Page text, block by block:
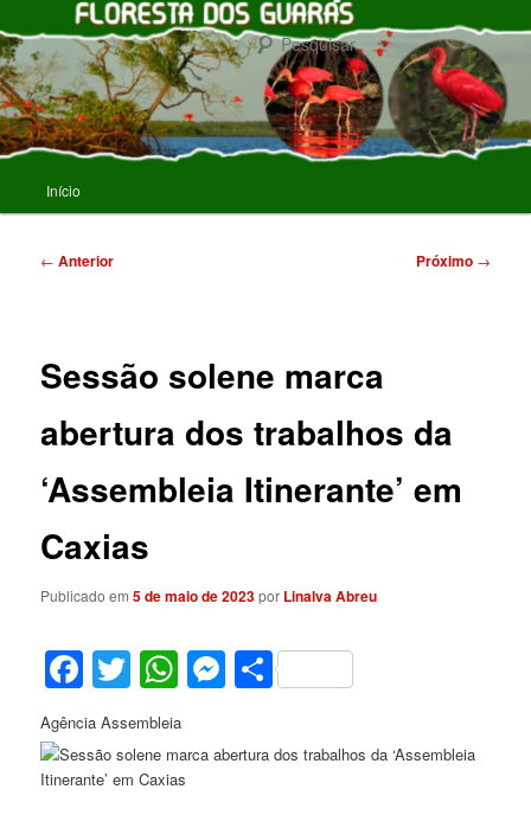
para
o
conteúdo
principalFLORESTA DOS GUARAS
principal
Início
Navegação
← Anterior Próximo →
Sessão solene marca
abertura dos trabalhos da
‘Assembleia Itinerante’ em
Caxias
Publicado em5 de maio de 2023por Linalva Abreu
Facebook
Twitter
WhatsApp
Messenger
Share
Agência Assembleia